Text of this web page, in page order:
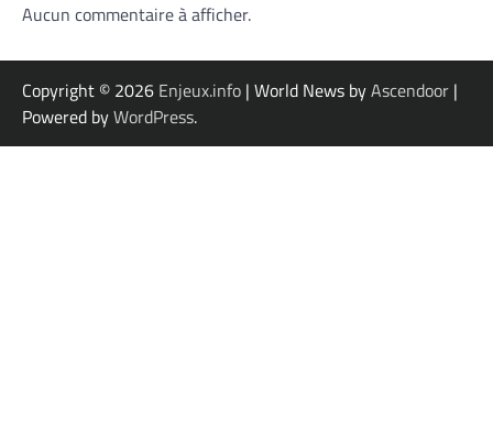
Aucun commentaire à afficher.
Copyright © 2026 Enjeux.info | World News byAscendoor |
Powered byWordPress.